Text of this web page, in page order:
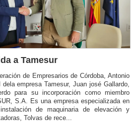
a Tamesur
de Empresarios de Córdoba, Antonio
empresa Tamesur, Juan josé Gallardo,
para su incorporación como miembro
S.A. Es una empresa especializada en
de maquinaria de elevación y
Tolvas de rece...